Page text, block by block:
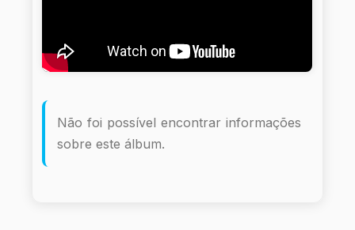
Não foi possível encontrar informações
sobre este álbum.